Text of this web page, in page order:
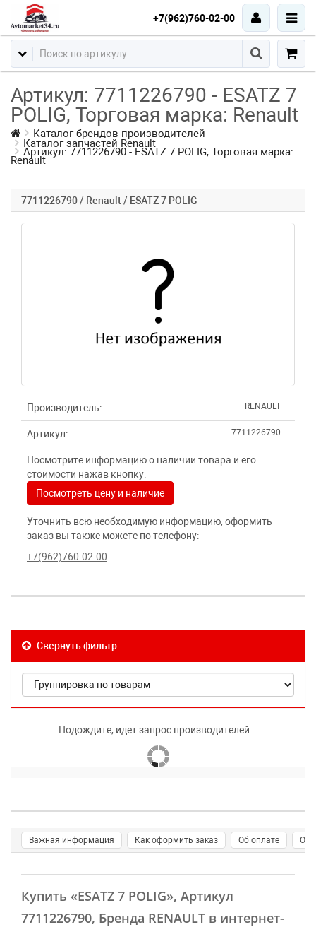
+7(962)760-02-00
Артикул: 7711226790 - ESATZ 7
POLIG, Торговая марка: Renault
Каталог брендов-производителей
Каталог запчастей Renault
Артикул: 7711226790 - ESATZ 7 POLIG, Торговая марка:
Renault
7711226790 / Renault / ESATZ 7 POLIG
Производитель: RENAULT
Артикул: 7711226790
Посмотрите информацию о наличии товара и его
стоимости нажав кнопку:
Посмотреть цену и наличие
Уточнить всю необходимую информацию, оформить
заказ вы также можете по телефону:
+7(962)760-02-00
Свернуть фильтр
Подождите, идет запрос производителей...
Важная информация Как оформить заказ Об оплате О
Купить «ESATZ 7 POLIG», Артикул
7711226790, Бренда RENAULT в интернет-